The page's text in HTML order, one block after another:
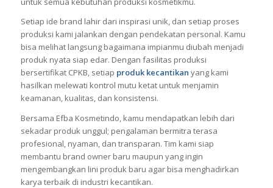
Setiap ide brand lahir dari inspirasi unik, dan setiap proses
produksi kami jalankan dengan pendekatan personal. Kamu
bisa melihat langsung bagaimana impianmu diubah menjadi
produk nyata siap edar. Dengan fasilitas produksi
bersertifikat CPKB, setiap produk kecantikan yang kami
hasilkan melewati kontrol mutu ketat untuk menjamin
keamanan, kualitas, dan konsistensi.
Bersama Efba Kosmetindo, kamu mendapatkan lebih dari
sekadar produk unggul; pengalaman bermitra terasa
profesional, nyaman, dan transparan. Tim kami siap
membantu brand owner baru maupun yang ingin
mengembangkan lini produk baru agar bisa menghadirkan
karya terbaik di industri kecantikan.